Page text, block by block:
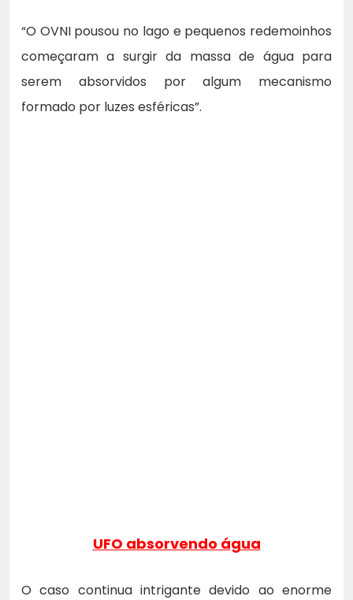
“O OVNI pousou no lago e pequenos redemoinhos
começaram a surgir da massa de água para
serem absorvidos por algum mecanismo
formado por luzes esféricas”.
UFO absorvendo água
O caso continua intrigante devido ao enorme